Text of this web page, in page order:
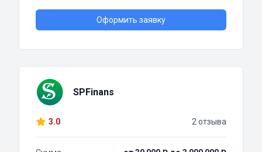
Оформить заявку
SPFinans
3.0 2 отзыва